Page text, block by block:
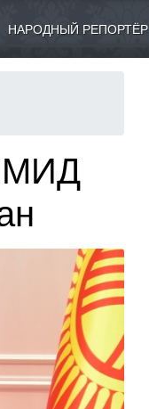
НАРОДНЫЙ РЕПОРТЁР
МИД